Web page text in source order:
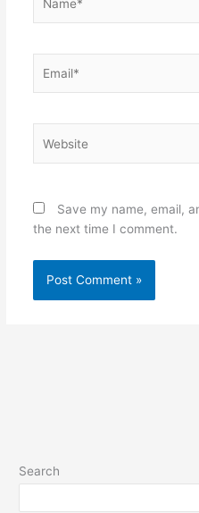
Save my name, email,
the next time I comment.
Search